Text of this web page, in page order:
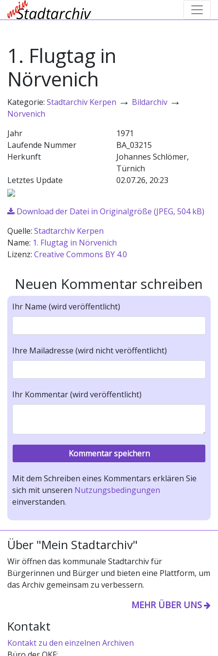
1. Flugtag in
Nörvenich
Kategorie: Stadtarchiv Kerpen → Bildarchiv →
Nörvenich
Jahr
1971
Laufende Nummer
BA_03215
Herkunft
Johannes Schlömer,
Türnich
Letztes Update
02.07.26, 20:23
Download der Datei in Originalgröße (JPEG, 504 kB)
Quelle: Stadtarchiv Kerpen
Name: 1. Flugtag in Nörvenich
Lizenz: Creative Commons BY 4.0
Neuen Kommentar schreiben
Ihr Name (wird veröffentlicht)
Ihre Mailadresse (wird nicht veröffentlicht)
Ihr Kommentar (wird veröffentlicht)
Mit dem Schreiben eines Kommentars erklären Sie
sich mit unseren Nutzungsbedingungen
einverstanden.
Über "Mein Stadtarchiv"
Wir öffnen das kommunale Stadtarchiv für
Bürgerinnen und Bürger und bieten eine Plattform, um
das Archiv gemeinsam zu verbessern.
MEHR ÜBER UNS
Kontakt
Kontakt zu den einzelnen Archiven